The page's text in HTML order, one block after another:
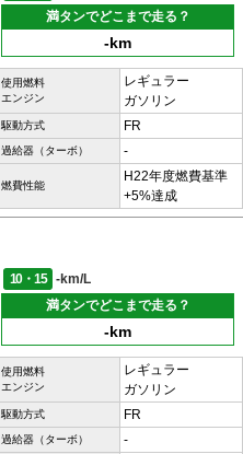
満タンでどこまで走る？
-km
使用燃料
エンジン
レギュラー
ガソリン
駆動方式 FR
過給器（ターボ） -
燃費性能
H22年度燃費基準
+5%達成
10・15
-km/L
満タンでどこまで走る？
-km
使用燃料
エンジン
レギュラー
ガソリン
駆動方式 FR
過給器（ターボ） -